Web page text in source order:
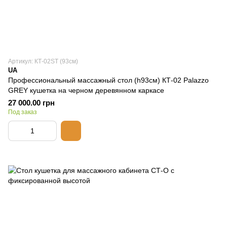
Артикул: КТ-02ST (93см)
UA
Профессиональный массажный стол (h93см) КТ-02 Palazzo
GREY кушетка на черном деревянном каркасе
27 000.00 грн
Под заказ